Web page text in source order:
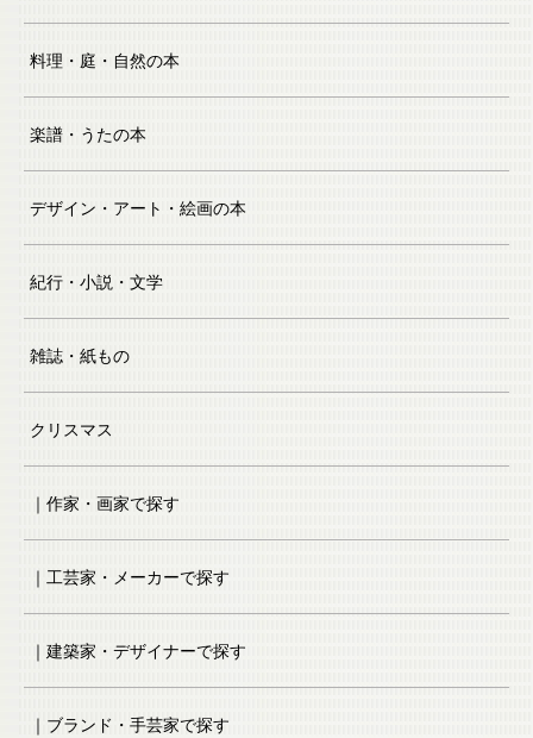
料理・庭・自然の本
楽譜・うたの本
デザイン・アート・絵画の本
紀行・小説・文学
雑誌・紙もの
クリスマス
｜作家・画家で探す
｜工芸家・メーカーで探す
｜建築家・デザイナーで探す
｜ブランド・手芸家で探す